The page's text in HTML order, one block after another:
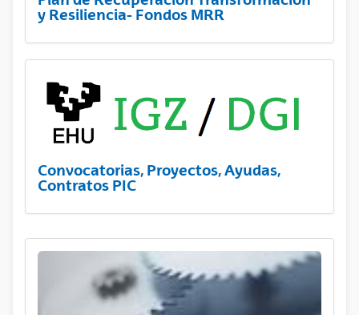
y Resiliencia- Fondos MRR
Convocatorias, Proyectos, Ayudas,
Contratos PIC